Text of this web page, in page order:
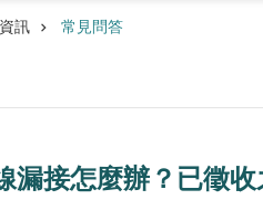
訊 常見問答
漏接怎麼辦？已徵